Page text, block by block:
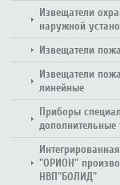
Извещатели
наружной
Извещатели
Извещатели
линейные
Приборы
дополнительные
"ОРИОН"
НВП"БОЛИД"